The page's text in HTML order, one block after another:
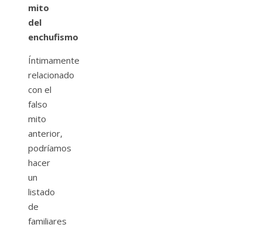
mito
del
enchufismo
Íntimamente
relacionado
con el
falso
mito
anterior,
podríamos
hacer
un
listado
de
familiares